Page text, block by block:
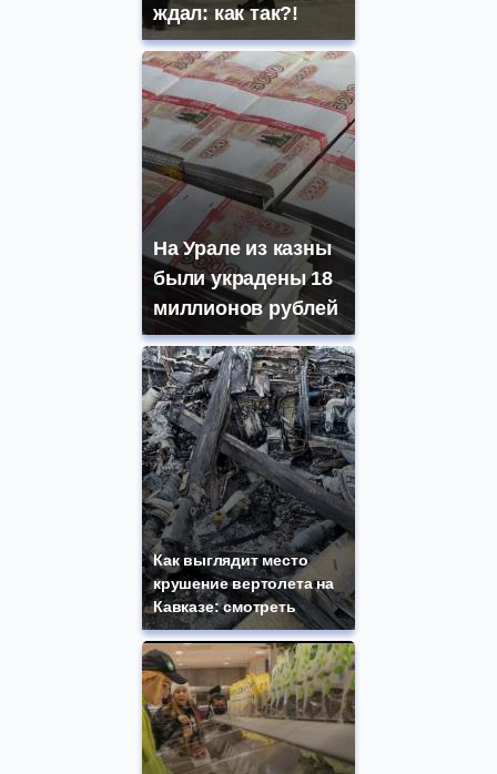
ждал: как так?!
На Урале из казны
были украдены 18
миллионов рублей
Как выглядит место
крушение вертолета на
Кавказе: смотреть